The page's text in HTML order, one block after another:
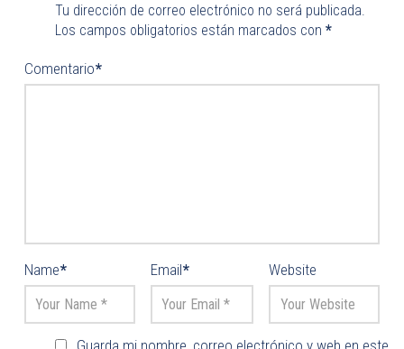
Tu dirección de correo electrónico no será publicada.
Los campos obligatorios están marcados con *
Comentario*
Name* Email* Website